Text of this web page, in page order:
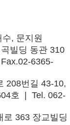
, 문지원
빌딩 동관 310
6365-
208번길 43-10,
호 | Tel. 062-
로 363 장교빌딩